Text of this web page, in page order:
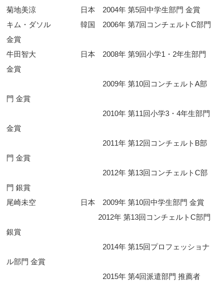
菊地美涼 日本 2004年 第5回中学生部門 金賞
キム・ダソル 韓国 2006年 第7回コンチェルトC部門
金賞
牛田智大 日本 2008年 第9回小学1・2年生部門
金賞
2009年 第10回コンチェルトA部
門 金賞
2010年 第11回小学3・4年生部門
金賞
2011年 第12回コンチェルトB部
門 金賞
2012年 第13回コンチェルトC部
門 銀賞
尾崎未空 日本 2009年 第10回中学生部門 金賞
2012年 第13回コンチェルトC部門
銀賞
2014年 第15回プロフェッショナ
ル部門 金賞
2015年 第4回派遣部門 推薦者